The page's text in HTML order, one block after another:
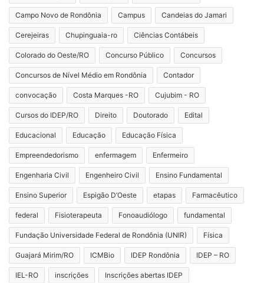
Campo Novo de Rondônia Campus Candeias do Jamari
Cerejeiras Chupinguaia-ro Ciências Contábeis
Colorado do Oeste/RO Concurso Público Concursos
Concursos de Nível Médio em Rondônia Contador
convocação Costa Marques -RO Cujubim - RO
Cursos do IDEP/RO Direito Doutorado Edital
Educacional Educação Educação Física
Empreendedorismo enfermagem Enfermeiro
Engenharia Civil Engenheiro Civil Ensino Fundamental
Ensino Superior Espigão D’Oeste etapas Farmacêutico
federal Fisioterapeuta Fonoaudiólogo fundamental
Fundação Universidade Federal de Rondônia (UNIR) Física
Guajará Mirim/RO ICMBio IDEP Rondônia IDEP – RO
IEL-RO inscrições Inscrições abertas IDEP